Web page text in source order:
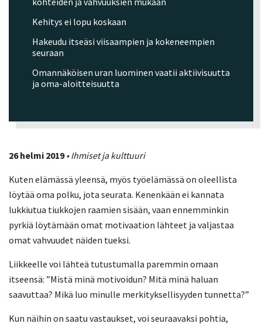
26 helmi 2019 • Ihmiset ja kulttuuri
Kuten elämässä yleensä, myös työelämässä on oleellista
löytää oma polku, jota seurata. Kenenkään ei kannata
lukkiutua tiukkojen raamien sisään, vaan ennemminkin
pyrkiä löytämään omat motivaation lähteet ja valjastaa
omat vahvuudet näiden tueksi.
Liikkeelle voi lähteä tutustumalla paremmin omaan
itseensä: ”Mistä minä motivoidun? Mitä minä haluan
saavuttaa? Mikä luo minulle merkityksellisyyden tunnetta?”
Kun näihin on saatu vastaukset, voi seuraavaksi pohtia,
Kehitys ei lopu koskaan
Hakeudu itseäsi viisaampien ja kokeneempien
seuraan
Omannäköisen uran luominen vaatii aktiivisuutta
ja oma-aloitteisuutta